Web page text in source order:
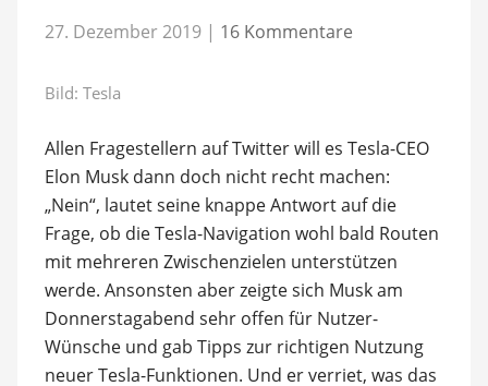
27. Dezember 2019 | 16 Kommentare
Bild: Tesla
Allen Fragestellern auf Twitter will es Tesla-CEO
Elon Musk dann doch nicht recht machen:
„Nein“, lautet seine knappe Antwort auf die
Frage, ob die Tesla-Navigation wohl bald Routen
mit mehreren Zwischenzielen unterstützen
werde. Ansonsten aber zeigte sich Musk am
Donnerstagabend sehr offen für Nutzer-
Wünsche und gab Tipps zur richtigen Nutzung
neuer Tesla-Funktionen. Und er verriet, was das